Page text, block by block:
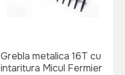
Grebla metalica 16T cu
intaritura Micul Fermier